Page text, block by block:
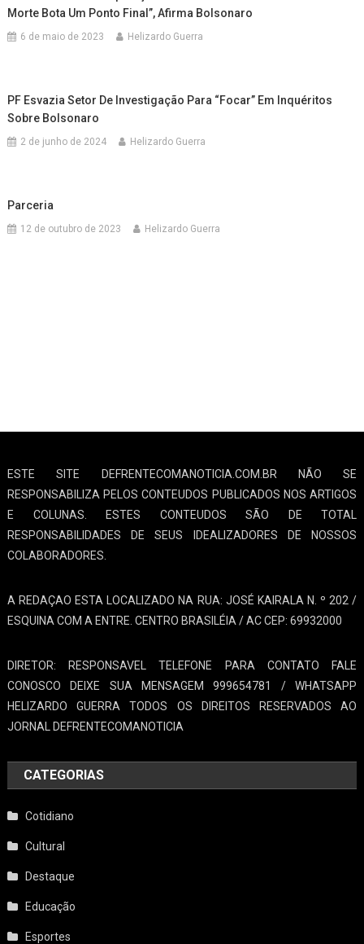
Morte Bota Um Ponto Final”, Afirma Bolsonaro
6 de maio de 2023 Helizardo Guerra
PF Esvazia Setor De Investigação Para “focar” Em Inquéritos
Sobre Bolsonaro
2 de junho de 2024 Helizardo Guerra
Parceria
12 de outubro de 2023 Helizardo Guerra
ESTE SITE DEFRENTECOMANOTICIA.COM.BR NÃO SE
RESPONSABILIZA PELOS CONTEUDOS PUBLICADOS NOS ARTIGOS
E COLUNAS. ESTES CONTEUDOS SÃO DE TOTAL
RESPONSABILIDADES DE SEUS IDEALIZADORES DE NOSSOS
COLABORADORES.
A REDAÇAO ESTA LOCALIZADO NA RUA: JOSÉ KAIRALA N. º 202 /
ESQUINA COM A ENTRE. CENTRO BRASILÉIA / AC CEP: 69932000
DIRETOR: RESPONSAVEL TELEFONE PARA CONTATO FALE
CONOSCO DEIXE SUA MENSAGEM 999654781 / WHATSAPP
HELIZARDO GUERRA TODOS OS DIREITOS RESERVADOS AO
JORNAL DEFRENTECOMANOTICIA
CATEGORIAS
Cotidiano
Cultural
Destaque
Educação
Esportes